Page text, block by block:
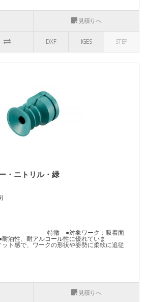
見積りへ
DXF IGES STEP
・ニトリル・緑
＞ 特徴 ●対象ワーク：吸着面
性、耐アルコール性に優れていま
感で、ワークの形状や姿勢に柔軟に追従
見積りへ